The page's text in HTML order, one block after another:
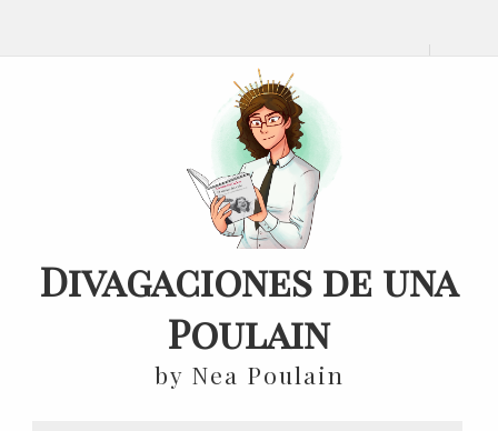
Divagaciones de una
Poulain
by Nea Poulain